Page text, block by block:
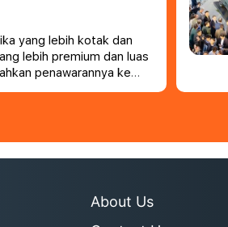
yang lebih kotak dan
lebih premium dan luas
penawarannya ke
About Us